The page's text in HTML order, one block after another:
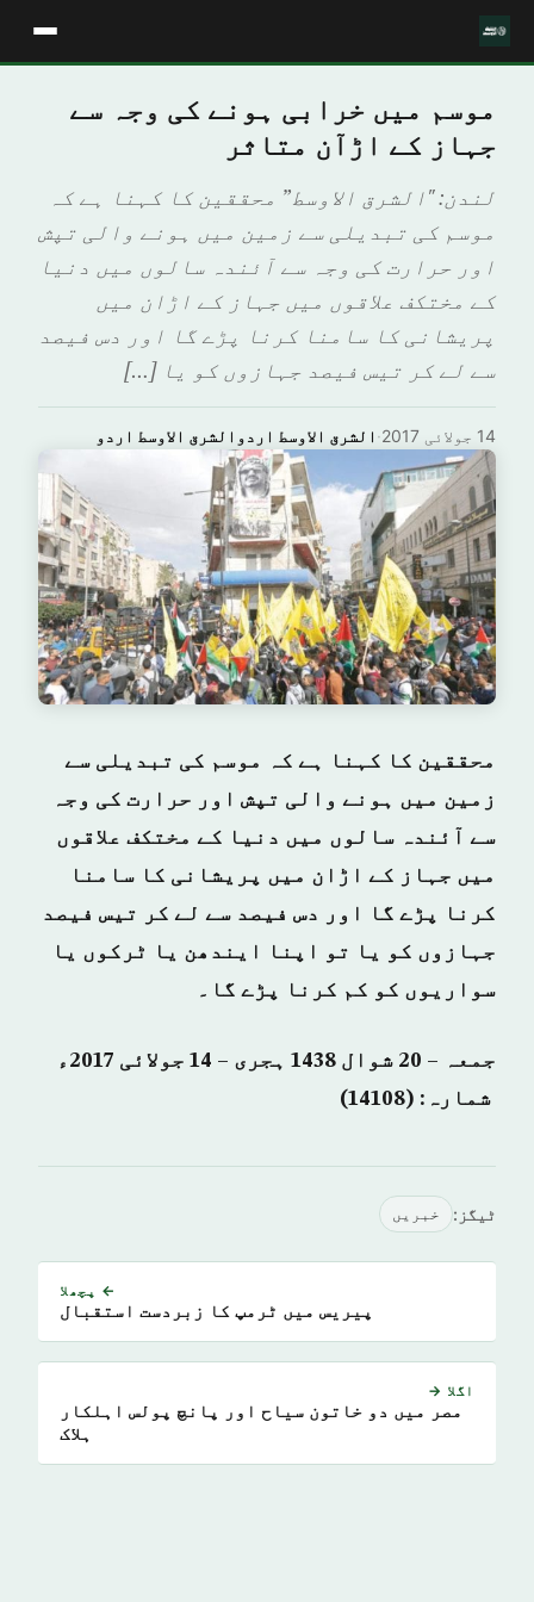
موسم میں خرابی ہونے کی وجہ سے
جہاز کے اڑآن متاثر
لندن: "الشرق الاوسط” محققین کا کہنا ہے کہ
موسم کی تبدیلی سے زمین میں ہونے والی تپش
اور حرارت کی وجہ سے آئندہ سالوں میں دنیا
کے مختکف علاقوں میں جہاز کے اڑان میں
پریشانی کا سامنا کرنا پڑے گا اور دس فیصد
سے لے کر تیس فیصد جہازوں کو یا […]
الشرق الاوسط اردوالشرق الاوسط اردو · 14 جولائی 2017
محققین کا کہنا ہے کہ موسم کی تبدیلی سے
زمین میں ہونے والی تپش اور حرارت کی وجہ
سے آئندہ سالوں میں دنیا کے مختکف علاقوں
میں جہاز کے اڑان میں پریشانی کا سامنا
کرنا پڑے گا اور دس فیصد سے لے کر تیس فیصد
جہازوں کو یا تو اپنا ایندھن یا ٹرکوں یا
سواریوں کو کم کرنا پڑے گا۔
جمعہ – 20 شوال 1438 ہجری – 14 جولائی 2017ء
شمارہ: (14108)
ٹیگز: خبريں
← پچھلا
پیریس میں ٹرمپ کا زبردست استقبال
اگلا →
مصر میں دو خاتون سیاح اور پانچ پولس اہلکار
ہلاک